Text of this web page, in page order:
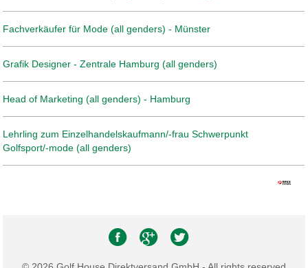
Fachverkäufer für Mode (all genders) - Münster
Grafik Designer - Zentrale Hamburg (all genders)
Head of Marketing (all genders) - Hamburg
Lehrling zum Einzelhandelskaufmann/-frau Schwerpunkt
Golfsport/-mode (all genders)